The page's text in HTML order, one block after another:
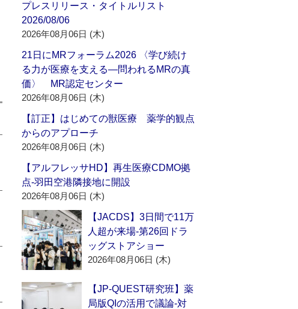
プレスリリース・タイトルリスト
2026/08/06
2026年08月06日 (木)
21日にMRフォーラム2026 〈学び続け
る力が医療を支える―問われるMRの真
価〉 MR認定センター
2026年08月06日 (木)
【訂正】はじめての獣医療 薬学的観点
からのアプローチ
2026年08月06日 (木)
【アルフレッサHD】再生医療CDMO拠
点‐羽田空港隣接地に開設
2026年08月06日 (木)
【JACDS】3日間で11万
人超が来場‐第26回ドラ
ッグストアショー
2026年08月06日 (木)
【JP-QUEST研究班】薬
局版QIの活用で議論‐対